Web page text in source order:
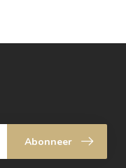
Abonneer